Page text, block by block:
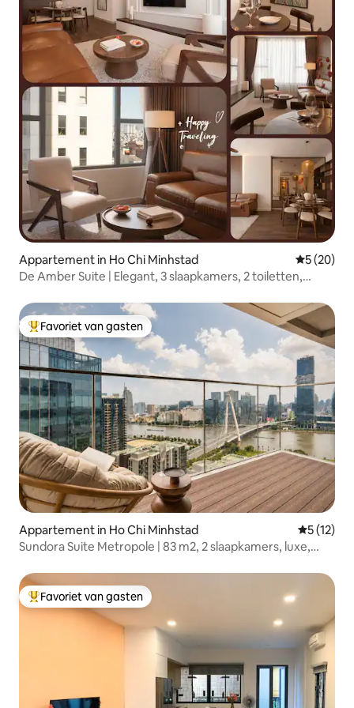
Appartement in Ho Chi Minhstad
5 (20)
De Amber Suite | Elegant, 3 slaapkamers, 2 toiletten,
Topfavoriet van gasten
Favoriet van gasten
Appartement in Ho Chi Minhstad
5 (12)
Sundora Suite Metropole | 83 m2, 2 slaapkamers, luxe,
Topfavoriet van gasten
Favoriet van gasten